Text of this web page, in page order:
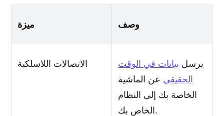
ميزة وصف
الاتصالات اللاسلكية يرسل بيانات في الوقت
الحقيقي عن الماشية
الخاصة بك إلى النظام
الخاص بك.